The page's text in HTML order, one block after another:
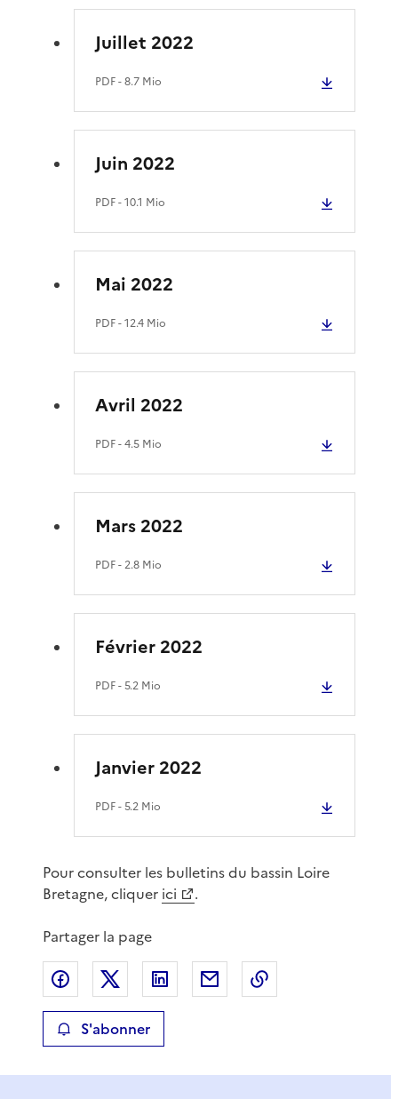
Juillet 2022
PDF- 8.7 Mio
Juin 2022
PDF- 10.1 Mio
Mai 2022
PDF- 12.4 Mio
Avril 2022
PDF- 4.5 Mio
Mars 2022
PDF- 2.8 Mio
Février 2022
PDF- 5.2 Mio
Janvier 2022
PDF- 5.2 Mio
Pour consulter les bulletins du bassin Loire
Bretagne, cliquer ici
.
Partager la page
Partager sur Facebook
Partager sur XPartager sur LinkedIn
Partager par email
S'abonner